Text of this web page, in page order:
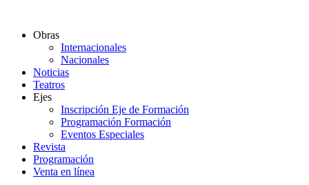
contenidoObras
Internacionales
Nacionales
Noticias
Teatros
Ejes
Inscripción Eje de Formación
Programación Formación
Eventos Especiales
Revista
Programación
Venta en línea